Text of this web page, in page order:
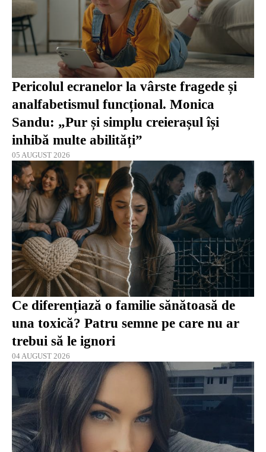
Pericolul ecranelor la vârste fragede și
analfabetismul funcțional. Monica
Sandu: „Pur și simplu creierașul își
inhibă multe abilități”
05 AUGUST 2026
Ce diferențiază o familie sănătoasă de
una toxică? Patru semne pe care nu ar
trebui să le ignori
04 AUGUST 2026